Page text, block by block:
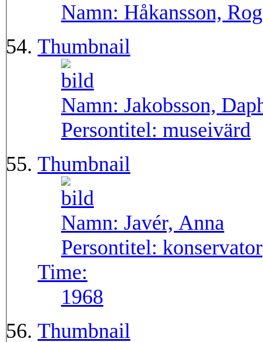
Namn: Håkansson,
Thumbnail
Namn: Jakobsson,
Persontitel: museivärd
Thumbnail
Namn: Javér, Anna
Persontitel: konservator
Time:
1968
Thumbnail